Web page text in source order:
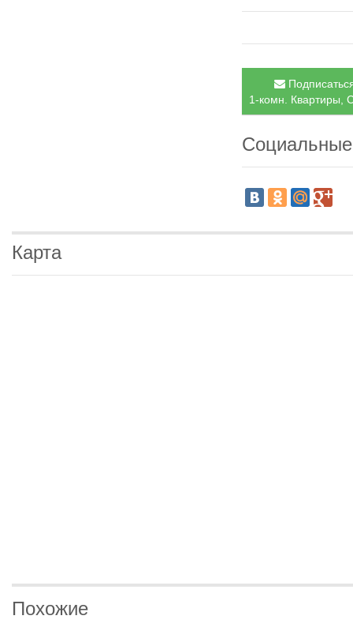
1-комн. Квартиры,
Карта
Похожие